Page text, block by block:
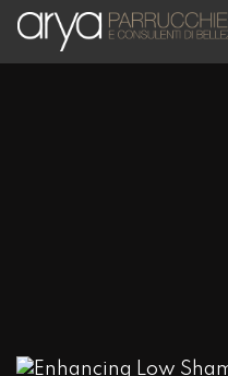
Salta al contenuto